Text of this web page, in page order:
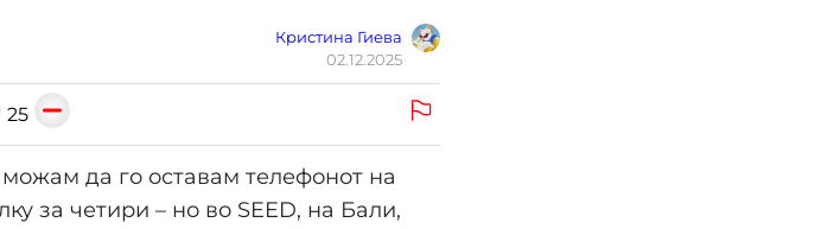
Кристина Гиева
02.12.2025
25
да го оставам телефонот на
за четири – но во SEED, на Бали,